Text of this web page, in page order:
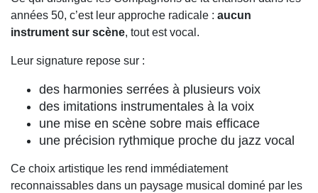
années 50, c’est leur approche radicale : aucun
instrument sur scène, tout est vocal.
Leur signature repose sur :
des harmonies serrées à plusieurs voix
des imitations instrumentales à la voix
une mise en scène sobre mais efficace
une précision rythmique proche du jazz vocal
Ce choix artistique les rend immédiatement
reconnaissables dans un paysage musical dominé par les